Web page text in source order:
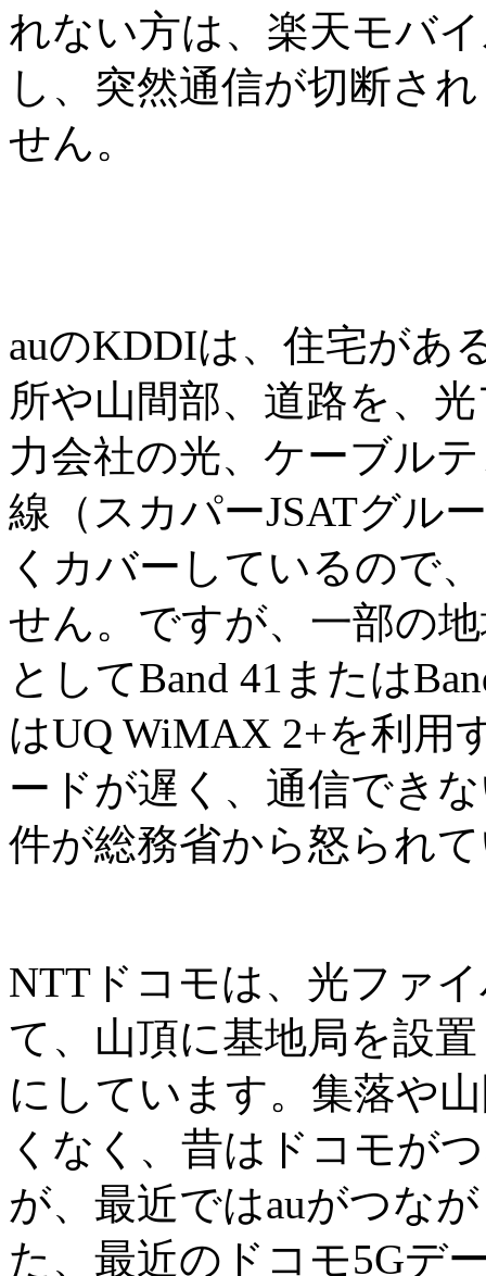
れない方は、楽天モバ
し、突然通信が切断さ
せん。
auのKDDIは、住宅があ
所や山間部、道路を、
力会社の光、ケーブル
線（スカパーJSATグル
くカバーしているので
せん。ですが、一部の
としてBand 41または
はUQ WiMAX 2+を利用
ードが遅く、通信でき
件が総務省から怒られ
NTTドコモは、光ファ
て、山頂に基地局を設
にしています。集落や
くなく、昔はドコモが
が、最近ではauがつな
た、最近のドコモ5Gデ